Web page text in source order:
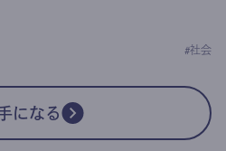
#社会
になる